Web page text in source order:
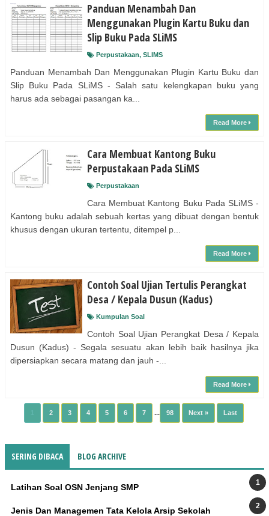
Panduan Menambah Dan
Menggunakan Plugin Kartu Buku dan
Slip Buku Pada SLiMS
Perpustakaan, SLIMS
Panduan Menambah Dan Menggunakan Plugin Kartu Buku dan
Slip Buku Pada SLiMS - Salah satu kelengkapan buku yang
harus ada sebagai pasangan ka...
Read More
Cara Membuat Kantong Buku
Perpustakaan Pada SLiMS
Perpustakaan
Cara Membuat Kantong Buku Pada SLiMS -
Kantong buku adalah sebuah kertas yang dibuat dengan bentuk
khusus dengan ukuran tertentu, ditempel p...
Read More
Contoh Soal Ujian Tertulis Perangkat
Desa / Kepala Dusun (Kadus)
Kumpulan Soal
Contoh Soal Ujian Perangkat Desa / Kepala
Dusun (Kadus) - Segala sesuatu akan lebih baik hasilnya jika
dipersiapkan secara matang dan jauh -...
Read More
2 3 4 5 6 7 ... 98 Next » Last
SERING DIBACA BLOG ARCHIVE
Latihan Soal OSN Jenjang SMP
Jenis Dan Managemen Tata Kelola Arsip Sekolah